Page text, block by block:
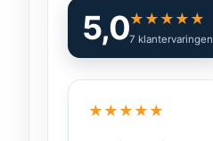
5,0★ ★ ★ ★ ★
7 klantervaringen
★ ★ ★ ★ ★